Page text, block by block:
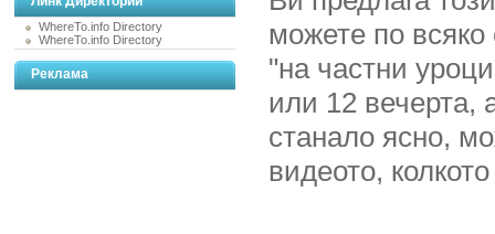
WhereTo.info Directory
WhereTo.info Directory
Реклама
можете по
"на частни
или 12 вечерта,
станало ясно,
видеото,